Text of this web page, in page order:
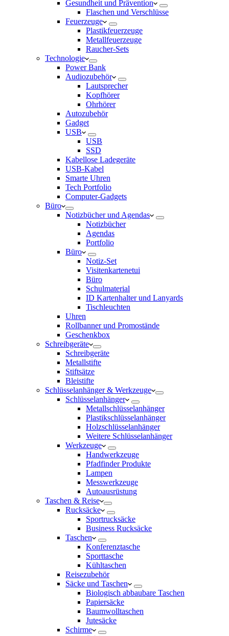
Gesundheit und Prävention
Flaschen und Verschlüsse
Feuerzeuge
Plastikfeuerzeuge
Metallfeuerzeuge
Raucher-Sets
Technologie
Power Bank
Audiozubehör
Lautsprecher
Kopfhörer
Ohrhörer
Autozubehör
Gadget
USB
USB
SSD
Kabellose Ladegeräte
USB-Kabel
Smarte Uhren
Tech Portfolio
Computer-Gadgets
Büro
Notizbücher und Agendas
Notizbücher
Agendas
Portfolio
Büro
Notiz-Set
Visitenkartenetui
Büro
Schulmaterial
ID Kartenhalter und Lanyards
Tischleuchten
Uhren
Rollbanner und Promostände
Geschenkbox
Schreibgeräte
Schreibgeräte
Metallstifte
Stiftsätze
Bleistifte
Schlüsselanhänger & Werkzeuge
Schlüsselanhänger
Metallschlüsselanhänger
Plastikschlüsselanhänger
Holzschlüsselanhänger
Weitere Schlüsselanhänger
Werkzeuge
Handwerkzeuge
Pfadfinder Produkte
Lampen
Messwerkzeuge
Autoausrüstung
Taschen & Reise
Rucksäcke
Sportrucksäcke
Business Rucksäcke
Taschen
Konferenztasche
Sporttasche
Kühltaschen
Reisezubehör
Säcke und Taschen
Biologisch abbaubare Taschen
Papiersäcke
Baumwolltaschen
Jutesäcke
Schirme